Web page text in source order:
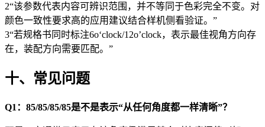
2“该参数代表内容可辨识范围，并不等同于色彩完全不变。对
颜色一致性要求高的应用建议结合样机侧看验证。”
3“若规格书同时标注6o‘clock/12o’clock，表示最佳视角方向存
在，装配方向需要匹配。”
十、常见问题
Q1：85/85/85/85是不是表示“从任何角度都一样清晰”？